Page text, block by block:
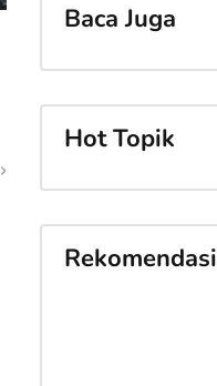
Baca Juga
Hot Topik
Rekomendasi